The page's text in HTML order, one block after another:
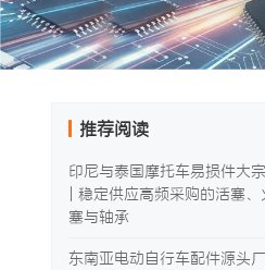
推荐阅读
印尼与泰国摩托车易损件大
| 稳定供应高频采购的活塞
塞与轴承
东南亚电动自行车配件源头厂